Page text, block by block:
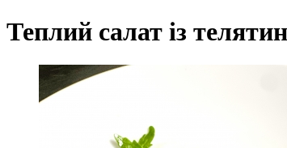
Теплий салат із